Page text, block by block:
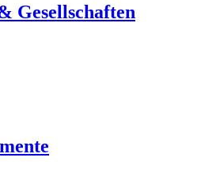
Gesellschaften